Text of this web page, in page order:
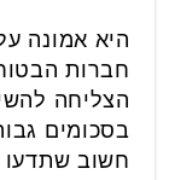
היא אמונה
חברות
הצליחה
בסכומים
חשוב שתדעו